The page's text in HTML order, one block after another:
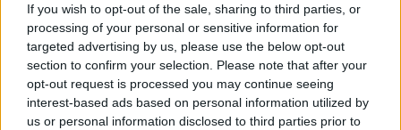
If you wish to opt-out of the sale, sharing to third parties, or
processing of your personal or sensitive information for
targeted advertising by us, please use the below opt-out
section to confirm your selection. Please note that after your
opt-out request is processed you may continue seeing
interest-based ads based on personal information utilized by
us or personal information disclosed to third parties prior to
R
Í
O
R
O
A
A
R
O
C
R
A